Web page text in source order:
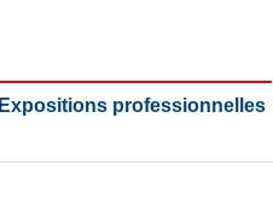
Expositions professionnelles